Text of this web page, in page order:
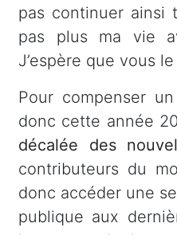
pas continuer ainsi
pas plus ma vie
J’espère que vous
Pour compenser
donc cette année
décalée des
contributeurs du
donc accéder une
publique aux